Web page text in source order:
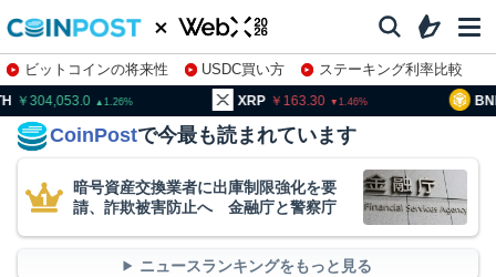
ビットコインの将来性 USDC買い方
ステーキング利率比較
株特集・関連銘柄
1.26 XRP 163.30 1.46 BNB
CoinPostで今最も読まれています
暗号資産交換業者に出庫制限強化を要
請、詐欺被害防止へ 金融庁と警察庁
ニュースランキングをもっと見る